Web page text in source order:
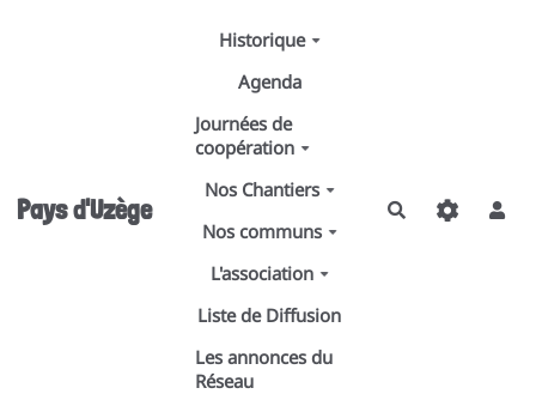
Aller au contenu principal
Pays d'Uzège
Historique
Agenda
Journées de
coopération
Nos Chantiers
Nos communs
L'association
Liste de Diffusion
Les annonces du
Réseau
Rechercher